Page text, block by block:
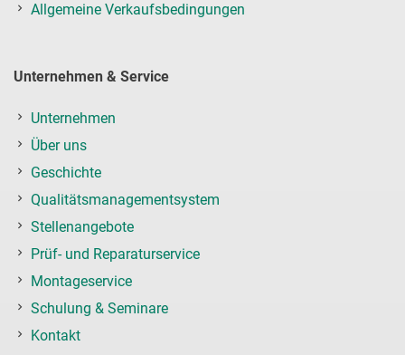
Allgemeine Verkaufsbedingungen
Unternehmen & Service
Unternehmen
Über uns
Geschichte
Qualitätsmanagementsystem
Stellenangebote
Prüf- und Reparaturservice
Montageservice
Schulung & Seminare
Kontakt